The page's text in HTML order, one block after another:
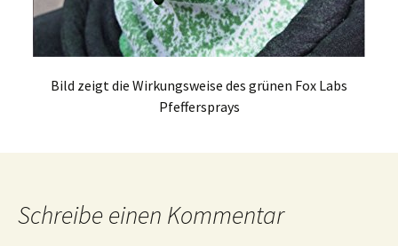
Bild zeigt die Wirkungsweise des grünen Fox Labs
Pfeffersprays
Schreibe einen Kommentar